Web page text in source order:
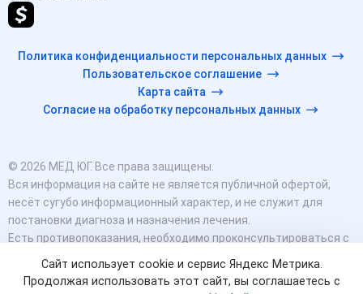
Политика конфиденциальности персональных данных
Пользовательское соглашение
Карта сайта
Согласие на обработку персональных данных
© 2026 МЕД ЮГ. Все права защищены.
Вся информация на сайте не является публичной офертой,
несёт сугубо информационный характер, и не служит для
постановки диагноза и назначения лечения.
Есть противопоказания, необходимо проконсультироваться с
мессенджерам и в соцсетях носят исключительно
Сайт использует cookie и сервис Яндекс Метрика.
Продолжая использовать этот сайт, вы соглашаетесь с